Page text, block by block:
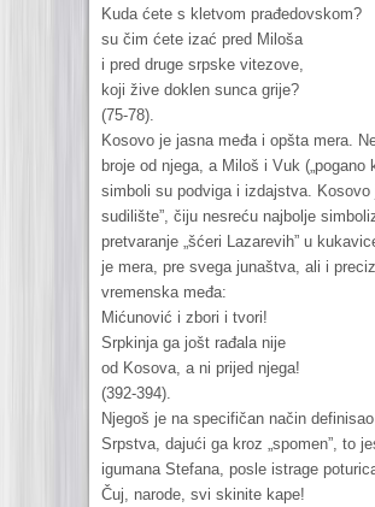
Kuda ćete s kletvom prađedovskom?
su čim ćete izać pred Miloša
i pred druge srpske vitezove,
koji žive doklen sunca grije?
(75-78).
Kosovo je jasna međa i opšta mera.
broje od njega, a Miloš i Vuk („pogano
simboli su podviga i izdajstva. Kosovo
sudilište”, čiju nesreću najbolje
pretvaranje „šćeri Lazarevih” u
je mera, pre svega junaštva, ali i
vremenska međa:
Mićunović i zbori i tvori!
Srpkinja ga jošt rađala nije
od Kosova, a ni prijed njega!
(392-394).
Njegoš je na specifičan način
Srpstva, dajući ga kroz „spomen”, to
igumana Stefana, posle istrage
Čuj, narode, svi skinite kape!